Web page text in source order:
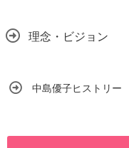
理念・ビジョン
中島優子ヒストリー